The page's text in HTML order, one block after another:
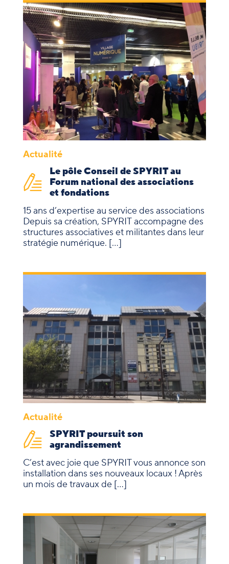
Actualité
Le pôle Conseil de SPYRIT au
Forum national des associations
et fondations
15 ans d’expertise au service des associations
Depuis sa création, SPYRIT accompagne des
structures associatives et militantes dans leur
stratégie numérique. […]
Actualité
SPYRIT poursuit son
agrandissement
C’est avec joie que SPYRIT vous annonce son
installation dans ses nouveaux locaux ! Après
un mois de travaux de […]